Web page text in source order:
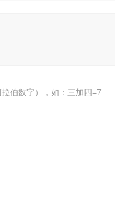
伯数字），如：三加四=7